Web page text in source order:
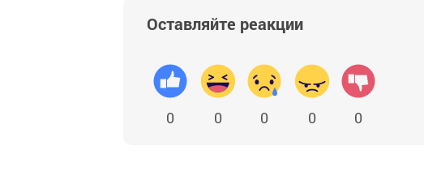
Оставляйте реакции
0 0 0 0 0